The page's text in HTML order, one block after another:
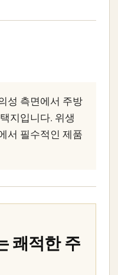
성 측면에서 주방
지입니다. 위생
서 필수적인 제품
쾌적한 주